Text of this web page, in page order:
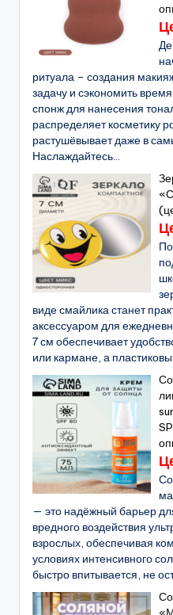
ритуала – создания
задачу и сэкономить
спонж для нанесения
распределяет косметику
растушёвывает даже в
Наслаждайтесь...
виде смайлика станет
аксессуаром для
7 см обеспечивает
или кармане, а
— это надёжный барьер
вредного воздействия
взрослых, обеспечивая
условиях интенсивного
быстро впитывается, не